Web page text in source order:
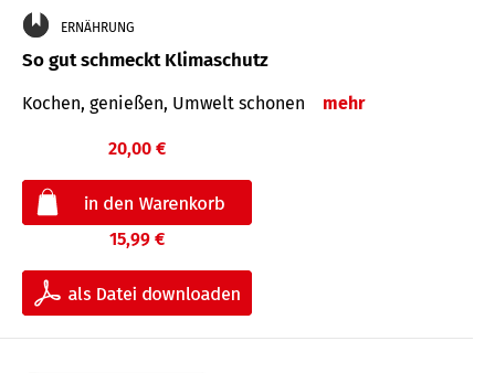
ERNÄHRUNG
So gut schmeckt Klimaschutz
Kochen, genießen, Umwelt schonen mehr
20,00 €
15,99 €